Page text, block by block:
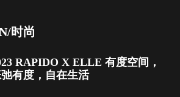
时尚
RAPIDO X ELLE 有度空间，
有度，自在生活